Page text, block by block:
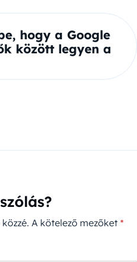
hogy a Google
között legyen a
A kötelező mezőket *